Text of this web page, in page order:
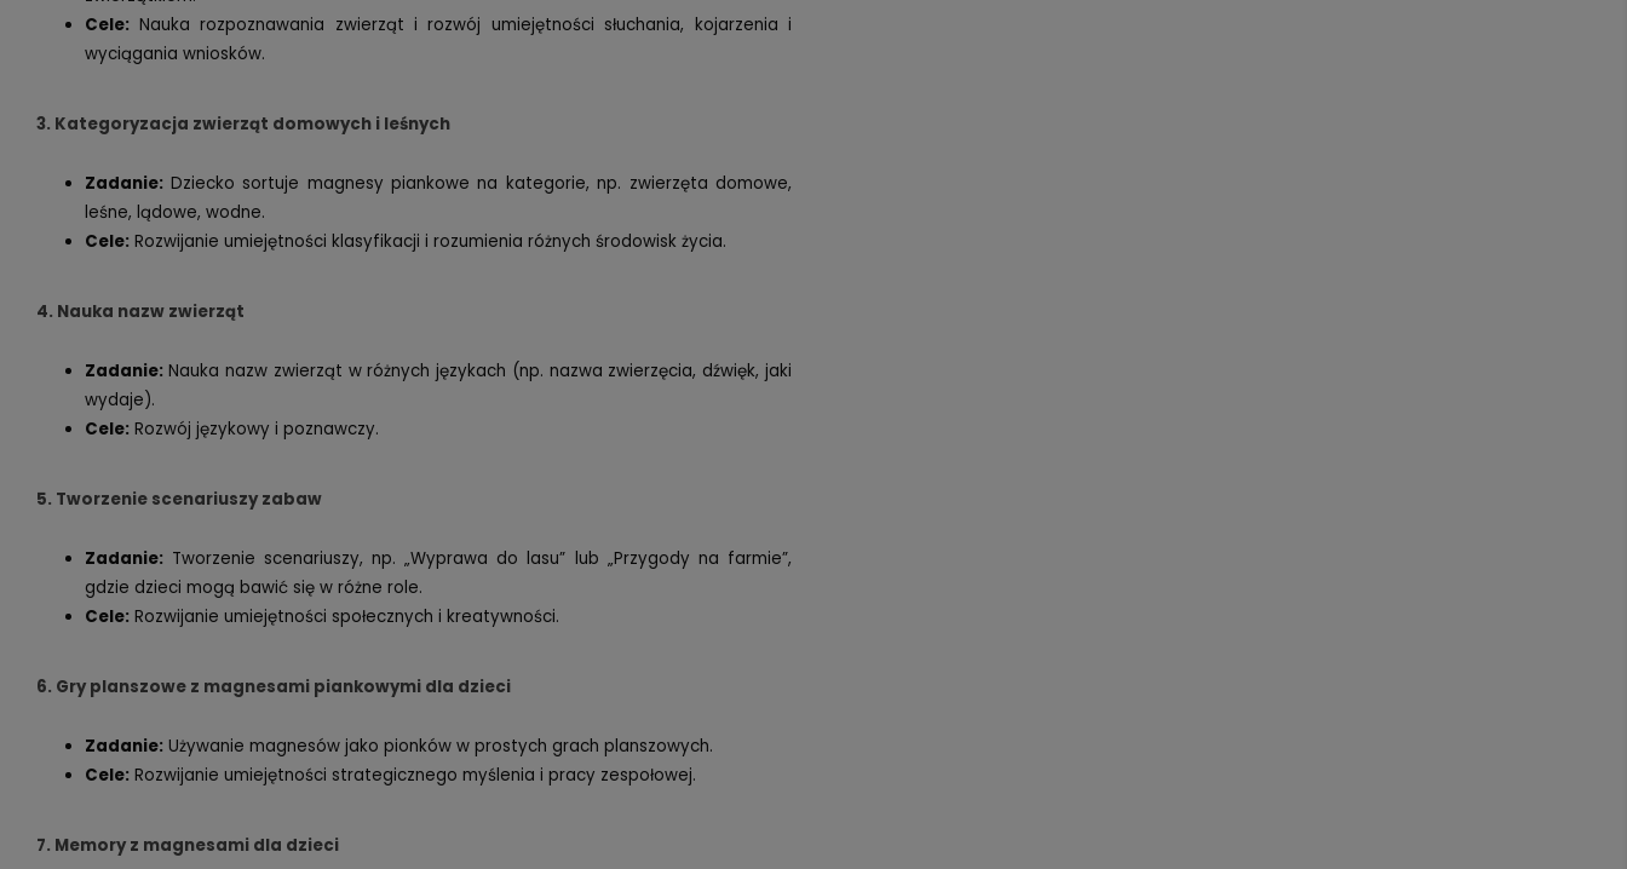
Cele: Nauka rozpoznawania zwierząt i rozwój umiejętności słuchania, kojarzenia i
wyciągania wniosków.
3. Kategoryzacja zwierząt domowych i leśnych
Zadanie: Dziecko sortuje magnesy piankowe na kategorie, np. zwierzęta domowe,
leśne, lądowe, wodne.
Cele: Rozwijanie umiejętności klasyfikacji i rozumienia różnych środowisk życia.
4. Nauka nazw zwierząt
Zadanie: Nauka nazw zwierząt w różnych językach (np. nazwa zwierzęcia, dźwięk, jaki
wydaje).
Cele: Rozwój językowy i poznawczy.
5. Tworzenie scenariuszy zabaw
Zadanie: Tworzenie scenariuszy, np. „Wyprawa do lasu” lub „Przygody na farmie”,
gdzie dzieci mogą bawić się w różne role.
Cele: Rozwijanie umiejętności społecznych i kreatywności.
6. Gry planszowe z magnesami piankowymi dla dzieci
Zadanie: Używanie magnesów jako pionków w prostych grach planszowych.
Cele: Rozwijanie umiejętności strategicznego myślenia i pracy zespołowej.
7. Memory z magnesami dla dzieci